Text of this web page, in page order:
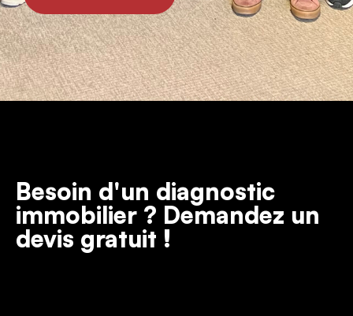
Besoin d'un diagnostic
immobilier ? Demandez un
devis gratuit !